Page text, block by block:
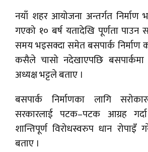
नयाँ शहर आयोजना अन्तर्गत निर्माण
गएको १० बर्ष यतादेखि पूर्णता
समय भइसक्दा समेत बसपार्क निर्माण
कसैले चासो नदेखाएपछि बसपार्कमा
अध्यक्ष भट्टले बताए ।
बसपार्क निर्माणका लागि
सरकारलाई पटक–पटक आग्रह
शान्तिपूर्ण विरोधस्वरुप धान रोपाइँ
बताए ।